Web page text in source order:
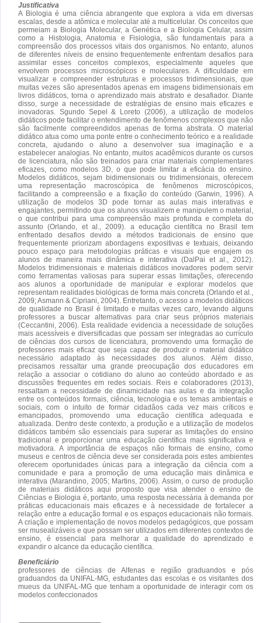
Justificativa
A Biologia é uma ciência abrangente que explora a vida em diversas
escalas, desde a atômica e molecular até a multicelular. Os conceitos que
permeiam a Biologia Molecular, a Genética e a Biologia Celular, assim
como a Histologia, Anatomia e Fisiologia, são fundamentais para a
compreensão dos processos vitais dos organismos. No entanto, alunos
de diferentes níveis de ensino frequentemente enfrentam desafios para
assimilar esses conceitos complexos, especialmente aqueles que
envolvem processos microscópicos e moleculares. A dificuldade em
visualizar e compreender estruturas e processos tridimensionais, que
muitas vezes são apresentados apenas em imagens bidimensionais em
livros didáticos, torna o aprendizado mais abstrato e desafiador. Diante
disso, surge a necessidade de estratégias de ensino mais eficazes e
inovadoras. Sgundo Sepel & Loreto (2006), a utilização de modelos
didáticos pode facilitar o entendimento de fenômenos complexos que não
são facilmente compreendidos apenas de forma abstrata. O material
didático atua como uma ponte entre o conhecimento teórico e a realidade
concreta, ajudando o aluno a desenvolver sua imaginação e a
estabelecer analogias. No entanto, muitos acadêmicos durante os cursos
de licenciatura, não são treinados para criar materiais complementares
eficazes, como modelos 3D, o que pode limitar a eficácia do ensino.
Modelos didáticos, sejam bidimensionais ou tridimensionais, oferecem
uma representação macroscópica de fenômenos microscópicos,
facilitando a compreensão e a fixação do conteúdo (Garwin, 1996). A
utilização de modelos 3D pode tornar as aulas mais interativas e
engajantes, permitindo que os alunos visualizem e manipulem o material,
o que contribui para uma compreensão mais profunda e completa do
assunto (Orlando, et al., 2009). a educação científica no Brasil tem
enfrentado desafios devido a métodos tradicionais de ensino que
frequentemente priorizam abordagens expositivas e textuais, deixando
pouco espaço para metodologias práticas e visuais que engajem os
alunos de maneira mais dinâmica e interativa (DalPai et al., 2012).
Modelos tridimensionais e materiais didáticos inovadores podem servir
como ferramentas valiosas para superar essas limitações, oferecendo
aos alunos a oportunidade de manipular e explorar modelos que
representam realidades biológicas de forma mais concreta (Orlando et al.,
2009; Asmann & Cipriani, 2004). Entretanto, o acesso a modelos didáticos
de qualidade no Brasil é limitado e muitas vezes caro, levando alguns
professores a buscar alternativas para criar seus próprios materiais
(Ceccantini, 2006). Esta realidade evidencia a necessidade de soluções
mais acessíveis e diversificadas que possam ser integradas ao currículo
de ciências dos cursos de licenciatura, promovendo uma formação de
professores mais eficaz que seja capaz de produzir o material didático
necessário adaptado às necessidades dos alunos. Além disso,
precisamos ressaltar uma grande preocupação dos educadores em
relação a associar o cotidiano do aluno ao conteúdo abordado e as
discussões frequentes em redes sociais. Reis e colaboradores (2013),
ressaltam a necessidade de dinamicidade nas aulas e da integração
entre os conteúdos formais, ciência, tecnologia e os temas ambientais e
sociais, com o intuito de formar cidadãos cada vez mais críticos e
emancipados, promovendo uma educação científica adequada e
atualizada. Dentro deste contexto, a produção e a utilização de modelos
didáticos também são essenciais para superar as limitações do ensino
tradicional e proporcionar uma educação científica mais significativa e
motivadora. A importância de espaços não formais de ensino, como
museus e centros de ciência deve ser considerada pois estes ambientes
oferecem oportunidades únicas para a integração da ciência com a
comunidade e para a promoção de uma educação mais dinâmica e
interativa (Marandino, 2005; Martins, 2006). Assim, o curso de produção
de materiais didáticos aqui proposto que visa atender o ensino de
Ciências e Biologia é, portanto, uma resposta necessária à demanda por
práticas educacionais mais eficazes e à necessidade de fortalecer a
relação entre a educação formal e os espaços educacionais não formais.
A criação e implementação de novos modelos pedagógicos, que possam
ser musealizáveis e que possam ser utilizados em diferentes contextos de
ensino, é essencial para melhorar a qualidade do aprendizado e
expandir o alcance da educação científica.
Beneficiário
professores de ciências de Alfenas e região graduandos e pós
graduandos da UNIFAL-MG, estudantes das escolas e os visitantes dos
mueus da UNIFAL-MG que tenham a oportunidade de interagir com os
modelos confeccionados